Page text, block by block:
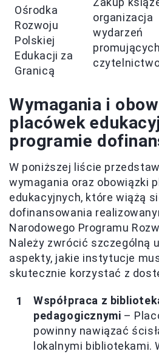
Ośrodka
Rozwoju
Polskiej
Edukacji za
Granicą
organizacja
wydarzeń
promujących
Wymagania i
placówek
programie
W poniższej liście
wymagania oraz obowiązki
edukacyjnych, które wiążą
dofinansowania
Narodowego Programu
Należy zwrócić szczególną
aspekty, jakie instytucje
skutecznie korzystać z
Współpraca z
pedagogicznymi –
powinny nawiązać
lokalnymi bibliotekami.